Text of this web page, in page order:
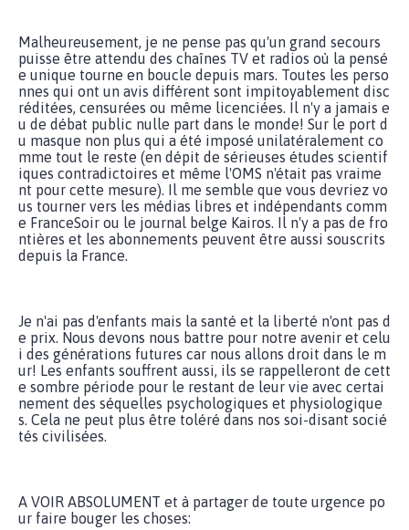
Malheureusement, je ne pense pas qu'un grand secours
puisse être attendu des chaînes TV et radios où la pensé
e unique tourne en boucle depuis mars. Toutes les perso
nnes qui ont un avis différent sont impitoyablement disc
réditées, censurées ou même licenciées. Il n'y a jamais e
u de débat public nulle part dans le monde! Sur le port d
u masque non plus qui a été imposé unilatéralement co
mme tout le reste (en dépit de sérieuses études scientif
iques contradictoires et même l'OMS n'était pas vraime
nt pour cette mesure). Il me semble que vous devriez vo
us tourner vers les médias libres et indépendants comm
e FranceSoir ou le journal belge Kairos. Il n'y a pas de fro
ntières et les abonnements peuvent être aussi souscrits
depuis la France.
Je n'ai pas d'enfants mais la santé et la liberté n'ont pas d
e prix. Nous devons nous battre pour notre avenir et celu
i des générations futures car nous allons droit dans le m
ur! Les enfants souffrent aussi, ils se rappelleront de cett
e sombre période pour le restant de leur vie avec certai
nement des séquelles psychologiques et physiologique
s. Cela ne peut plus être toléré dans nos soi-disant socié
tés civilisées.
A VOIR ABSOLUMENT et à partager de toute urgence po
ur faire bouger les choses: